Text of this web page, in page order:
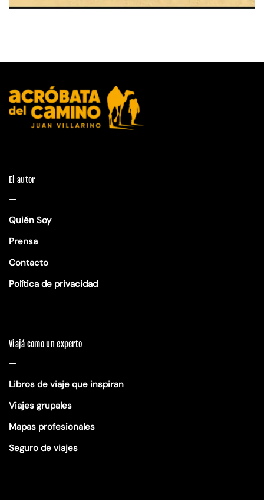
El autor
—
Quién Soy
Prensa
Contacto
Política de privacidad
Viajá como un experto
—
Libros de viaje que inspiran
Viajes grupales
Mapas profesionales
Seguro de viajes